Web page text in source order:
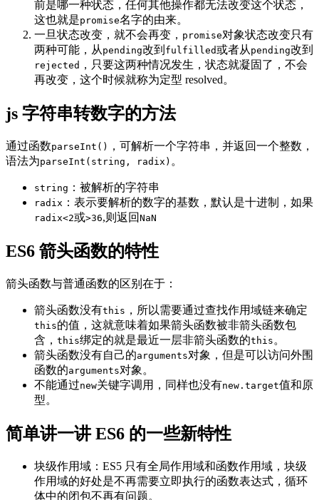
前是哪一种状态，任何其他操作都无法改变这个状态，
这也就是promise名字的由来。
一旦状态改变，就不会再变， promise对象状态改变只有
两种可能，从 pending改到 fulfilled或者从 pending改到
rejected ，只要这两种情况发生，状态就凝固了，不会
再改变，这个时候就称为定型 resolved。
js 字符串转数字的方法
通过函数parseInt()
，可解析一个字符串，并返回一个整数，
语法为parseInt(string, radix) 。
string ：被解析的字符串
radix ：表示要解析的数字的基数，默认是十进制，如果
radix<2或>36,则返回 NaN
ES6 箭头函数的特性
箭头函数与普通函数的区别在于：
箭头函数没有this ，所以需要通过查找作用域链来确定
this的值，这就意味着如果箭头函数被非箭头函数包
含， this绑定的就是最近一层非箭头函数的this 。
箭头函数没有自己的arguments对象，但是可以访问外围
函数的arguments对象。
不能通过new关键字调用，同样也没有new.target值和原
型。
简单讲一讲 ES6 的一些新特性
块级作用域：ES5 只有全局作用域和函数作用域，块级
作用域的好处是不再需要立即执行的函数表达式，循环
体中的闭包不再有问题。